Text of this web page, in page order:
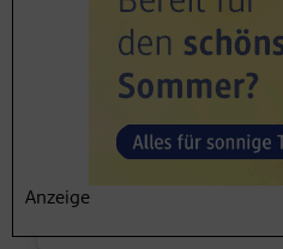
Anzeige